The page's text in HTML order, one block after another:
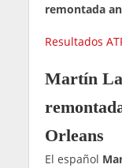
remontada
Resultados
Martín
Orleans
El español